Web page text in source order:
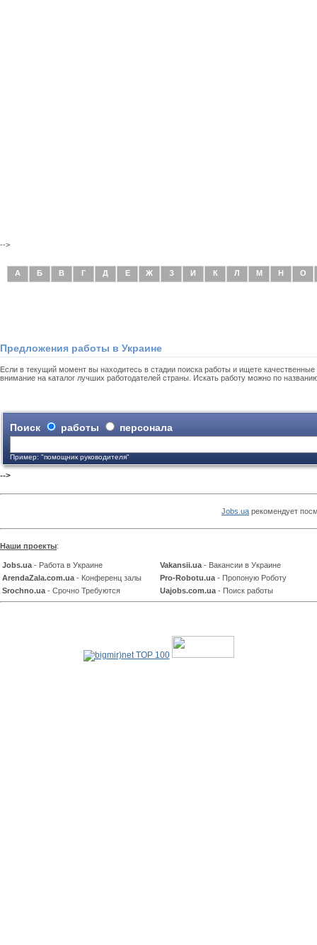
-->
А Б В Г Д Е Ж З И К Л М Н О
Предложения работы в Украине
Если в текущий момент вы находитесь в стадии поиска работы и ищете
внимание на каталог лучших работодателей страны. Искать работу можно по
Поиск работы персонала
Пример: "помощник руководителя"
-->
Jobs.ua рекомендует
Наши проекты:
Jobs.ua - Работа в Украине Vakansii.ua - Вакансии в Украине
ArendaZala.com.ua - Конференц залы Pro-Robotu.ua - Пропоную Роботу
Srochno.ua - Срочно Требуются Uajobs.com.ua - Поиск работы